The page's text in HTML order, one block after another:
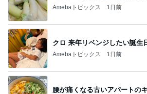
Amebaトピックス 1日前
クロ 来年リベンジしたい誕生
Amebaトピックス 1日前
腰が痛くなる古いアパートの